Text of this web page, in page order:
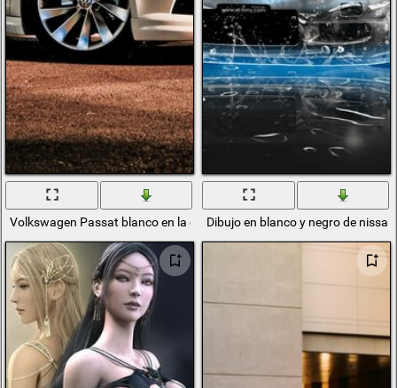
Volkswagen Passat blanco en la calle de la tardeDibujo en blanco y negro de